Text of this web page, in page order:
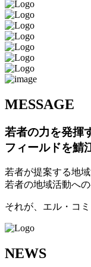
MESSAGE
若者の力を発揮
フィールドを鯖
若者が提案する地
若者の地域活動へ
それが、エル・コ
NEWS